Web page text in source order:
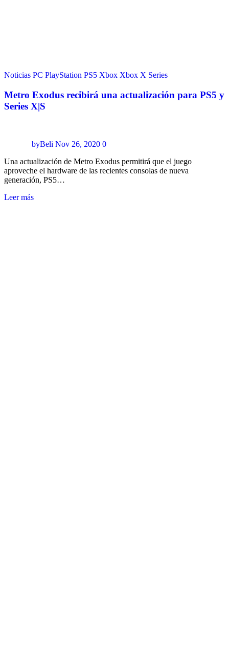
Noticias PC PlayStation PS5 Xbox Xbox X Series
Metro Exodus recibirá una actualización para PS5 y
Series X|S
byBeli Nov 26, 2020 0
Una actualización de Metro Exodus permitirá que el juego
aproveche el hardware de las recientes consolas de nueva
generación, PS5…
Leer más